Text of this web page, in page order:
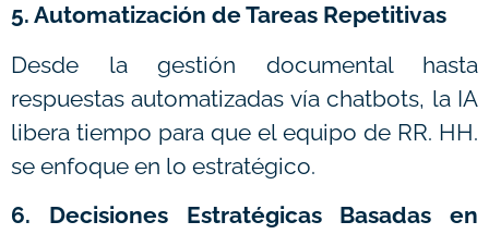
5. Automatización de Tareas Repetitivas
Desde la gestión documental hasta
respuestas automatizadas vía chatbots, la IA
libera tiempo para que el equipo de RR. HH.
se enfoque en lo estratégico.
6. Decisiones Estratégicas Basadas en